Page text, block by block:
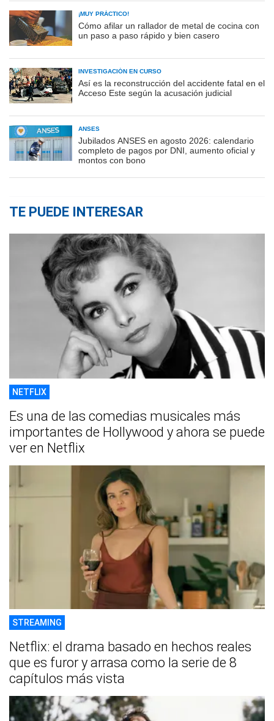
¡MUY PRÁCTICO!
Cómo afilar un rallador de metal de cocina con
un paso a paso rápido y bien casero
INVESTIGACIÓN EN CURSO
Así es la reconstrucción del accidente fatal en el
Acceso Este según la acusación judicial
ANSES
Jubilados ANSES en agosto 2026: calendario
completo de pagos por DNI, aumento oficial y
montos con bono
TE PUEDE INTERESAR
NETFLIX
Es una de las comedias musicales más
importantes de Hollywood y ahora se puede
ver en Netflix
STREAMING
Netflix: el drama basado en hechos reales
que es furor y arrasa como la serie de 8
capítulos más vista